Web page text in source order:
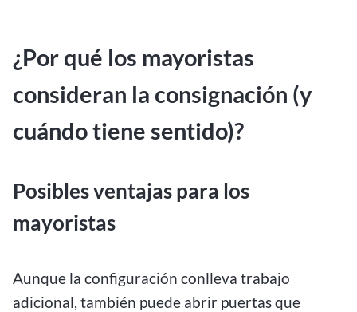
¿Por qué los mayoristas
consideran la consignación (y
cuándo tiene sentido)?
Posibles ventajas para los
mayoristas
Aunque la configuración conlleva trabajo
adicional, también puede abrir puertas que